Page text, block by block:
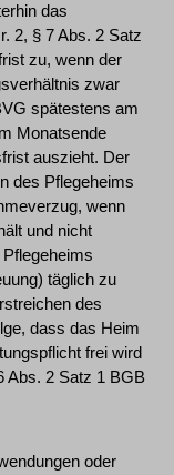
das
2, § 7 Abs. 2 Satz
zu, wenn der
zwar
spätestens am
Monatsende
auszieht. Der
des Pflegeheims
wenn
und nicht
täglich zu
des
dass das Heim
frei wird
Abs. 2 Satz 1 BGB
oder